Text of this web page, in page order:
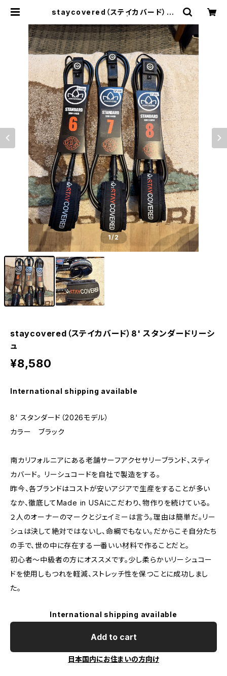
staycovered（ステイカバード）8'
NE
1/2
staycovered（ステイカバード）8' スタンダードリーシ
ュ
¥8,580
International shipping available
8' スタンダード（2026モデル）
カラー ブラック
南カリフォルニアにある老舗サーフアクセサリーブランド、スティ
カバード。 リーシュコードを自社で製造をする。
昨今、各ブランドはコストが安いアジアで生産をすることが多い
なか、徹底してMade in USAにこだわり、物作りを続けている。
２人のオーナーのマークとジェイミーは言う。理由は簡単だ。リー
シュは決して絶対ではないし、命綱でもない。だからこそ自分たち
の手で、世の中に存在する一番いい材料で作ることだと。
初心者～中級者の方にオススメです。少し柔らかいリーシュコー
ドを使用しもつれを軽減、ストレッチ性を保つことに成功しまし
た。
International shipping available
Add to cart
日本国内にお住まいの方向け